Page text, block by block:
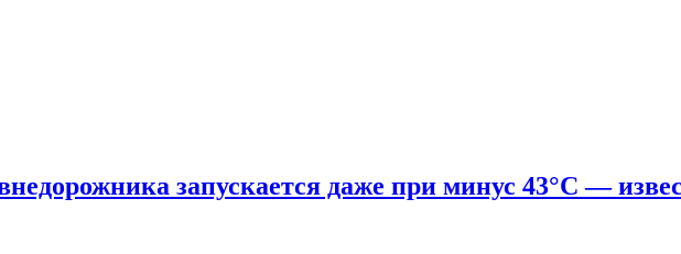
запускается даже при минус 43°С —